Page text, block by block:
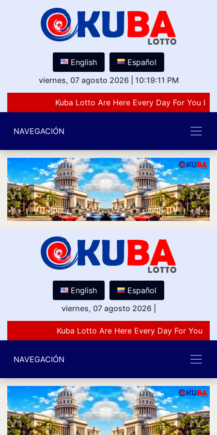
English
Español
viernes, 07 agosto 2026
10:19:11 PM
Kuba Lotto Are Here Every Day For You
NAVEGACIÓN
English
Español
viernes, 07 agosto 2026
Kuba Lotto Are Here Every Day For You
NAVEGACIÓN